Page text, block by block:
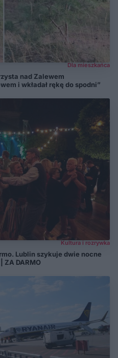
Dla mieszkańca
nad Zalewem
i wkładał rękę do spodni”
Kultura i rozrywka
Lublin szykuje dwie nocne
ZA DARMO